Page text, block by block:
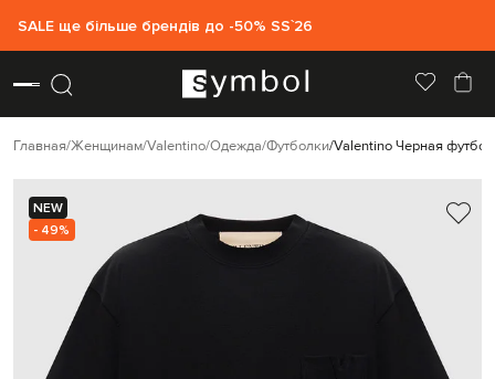
SALE ще більше брендів до -50% SS`26
Главная Женщинам Valentino Одежда Футболки Valentino Черная
NEW
- 49%